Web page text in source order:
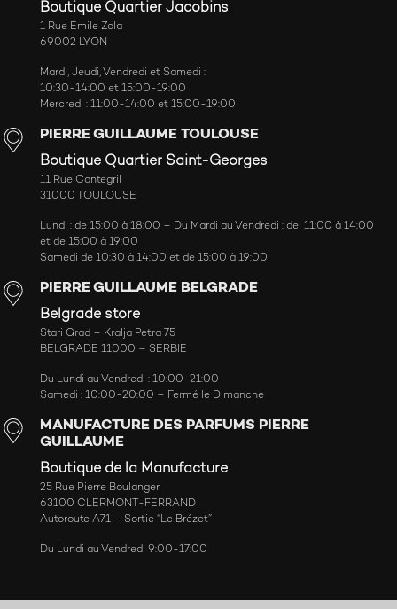
Boutique Quartier Jacobins
1 Rue Émile Zola
69002 LYON
Mardi, Jeudi, Vendredi et Samedi :
10:30-14:00 et 15:00-19:00
Mercredi : 11:00-14:00 et 15:00-19:00
PIERRE GUILLAUME TOULOUSE
Boutique Quartier Saint-Georges
11 Rue Cantegril
31000 TOULOUSE
Lundi : de 15:00 à 18:00 – Du Mardi au Vendredi : de 11:00 à 14:00
et de 15:00 à 19:00
Samedi de 10:30 à 14:00 et de 15:00 à 19:00
PIERRE GUILLAUME BELGRADE
Belgrade store
Stari Grad – Kralja Petra 75
BELGRADE 11000 – SERBIE
Du Lundi au Vendredi : 10:00-21:00
Samedi : 10:00-20:00 – Fermé le Dimanche
MANUFACTURE DES PARFUMS PIERRE
GUILLAUME
Boutique de la Manufacture
25 Rue Pierre Boulanger
63100 CLERMONT-FERRAND
Autoroute A71 – Sortie “Le Brézet”
Du Lundi au Vendredi 9:00-17:00